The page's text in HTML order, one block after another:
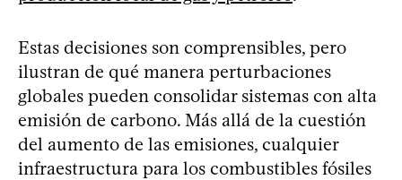
Estas decisiones son comprensibles, pero
ilustran de qué manera perturbaciones
globales pueden consolidar sistemas con alta
emisión de carbono. Más allá de la cuestión
del aumento de las emisiones, cualquier
infraestructura para los combustibles fósiles